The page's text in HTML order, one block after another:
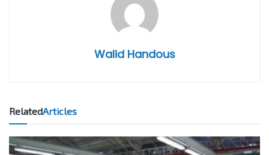
Walid Handous
RelatedArticles